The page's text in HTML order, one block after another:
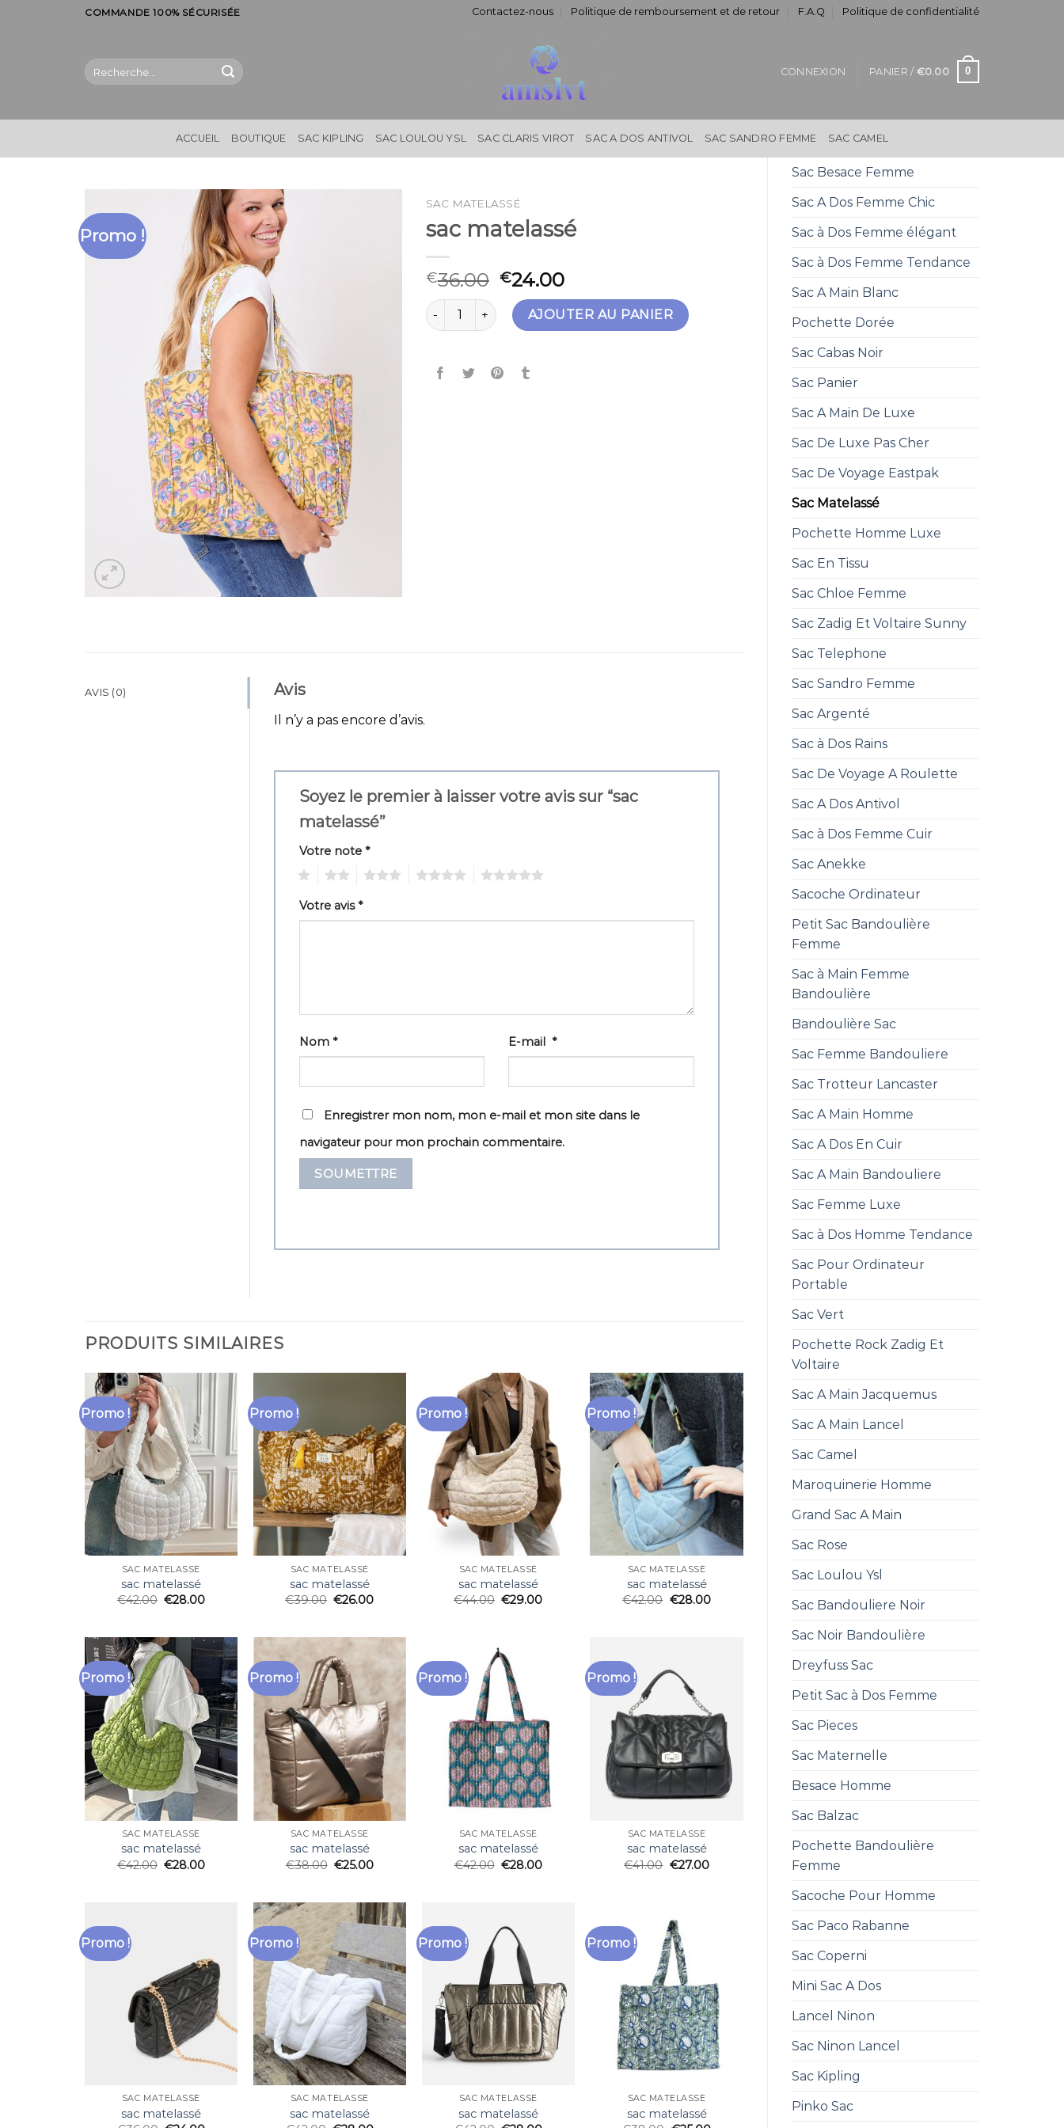
COMMANDE 100% SÉCURISÉE Contactez-nous Politique de remboursement et de retour F.A.Q Politique de confidentialité
Recherche
pour :
CONNEXION PANIER / €0.00 0
ACCUEIL BOUTIQUE SAC KIPLING SAC LOULOU YSL SAC CLARIS VIROT SAC A DOS ANTIVOL SAC SANDRO FEMME SAC CAMEL
Sac Besace Femme
Sac A Dos Femme Chic
Sac à Dos Femme élégant
Sac à Dos Femme Tendance
Sac A Main Blanc
Pochette Dorée
Sac Cabas Noir
Sac Panier
Sac A Main De Luxe
Sac De Luxe Pas Cher
Sac De Voyage Eastpak
Sac Matelassé
Pochette Homme Luxe
Sac En Tissu
Sac Chloe Femme
Sac Zadig Et Voltaire Sunny
Sac Telephone
Sac Sandro Femme
Sac Argenté
Sac à Dos Rains
Sac De Voyage A Roulette
Sac A Dos Antivol
Sac à Dos Femme Cuir
Sac Anekke
Sacoche Ordinateur
Petit Sac Bandoulière
Femme
Sac à Main Femme
Bandoulière
Bandoulière Sac
Sac Femme Bandouliere
Sac Trotteur Lancaster
Sac A Main Homme
Sac A Dos En Cuir
Sac A Main Bandouliere
Sac Femme Luxe
Sac à Dos Homme Tendance
Sac Pour Ordinateur
Portable
Sac Vert
Pochette Rock Zadig Et
Voltaire
Sac A Main Jacquemus
Sac A Main Lancel
Sac Camel
Maroquinerie Homme
Grand Sac A Main
Sac Rose
Sac Loulou Ysl
Sac Bandouliere Noir
Sac Noir Bandoulière
Dreyfuss Sac
Petit Sac à Dos Femme
Sac Pieces
Sac Maternelle
Besace Homme
Sac Balzac
Pochette Bandoulière
Femme
Sacoche Pour Homme
Sac Paco Rabanne
Sac Coperni
Mini Sac A Dos
Lancel Ninon
Sac Ninon Lancel
Sac Kipling
Pinko Sac
Promo !
SAC MATELASSÉ
sac matelassé
€36.00 €24.00
quantité de sac matelasséAJOUTER AU PANIER
AVIS (0) Avis
Il n’y a pas encore d’avis.
Soyez le premier à laisser votre avis sur “sac
matelassé”
Votre note *
Votre avis*
Nom * E-mail*
Enregistrer mon nom, mon e-mail et mon site dans le
navigateur pour mon prochain commentaire.
PRODUITS SIMILAIRES
Promo !
SAC MATELASSÉ
sac matelassé
€42.00 €28.00
Promo !
SAC MATELASSÉ
sac matelassé
€39.00 €26.00
Promo !
SAC MATELASSÉ
sac matelassé
€44.00 €29.00
Promo !
SAC MATELASSÉ
sac matelassé
€42.00 €28.00
Promo !
SAC MATELASSÉ
sac matelassé
€42.00 €28.00
Promo !
SAC MATELASSÉ
sac matelassé
€38.00 €25.00
Promo !
SAC MATELASSÉ
sac matelassé
€42.00 €28.00
Promo !
SAC MATELASSÉ
sac matelassé
€41.00 €27.00
Promo !
SAC MATELASSÉ
sac matelassé
Promo !
SAC MATELASSÉ
sac matelassé
Promo !
SAC MATELASSÉ
sac matelassé
Promo !
SAC MATELASSÉ
sac matelassé